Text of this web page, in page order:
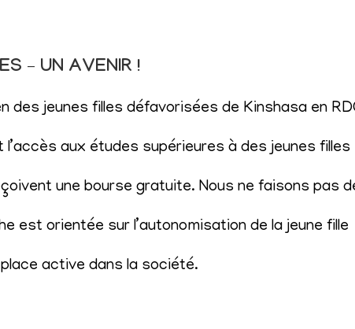
– UN AVENIR !
des jeunes filles défavorisées de Kinshasa en
aux études supérieures à des jeunes filles
une bourse gratuite. Nous ne faisons pas
est orientée sur l’autonomisation de la jeune fille
place active dans la société.